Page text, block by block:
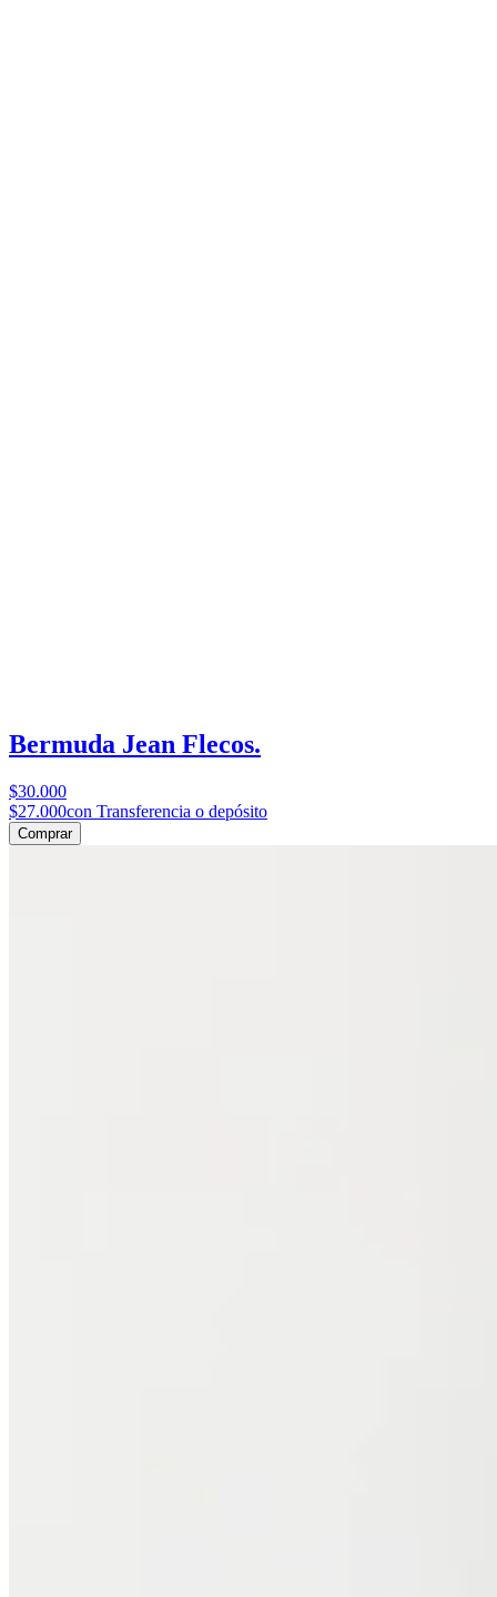
Bermuda Jean Flecos.
$30.000
$27.000con Transferencia o depósito
Comprar